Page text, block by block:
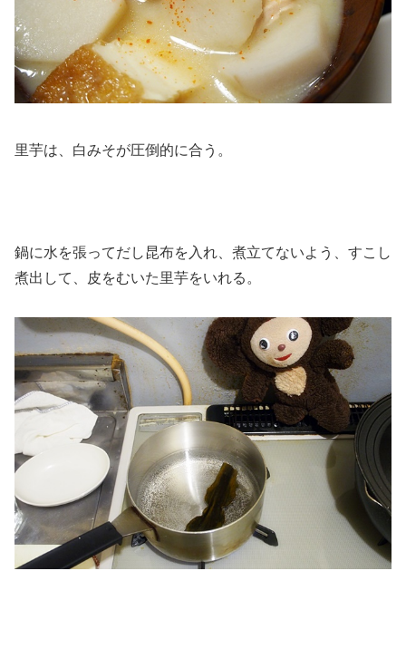
里芋は、白みそが圧倒的に合う。
鍋に水を張ってだし昆布を入れ、煮立てないよう、すこし
煮出して、皮をむいた里芋をいれる。